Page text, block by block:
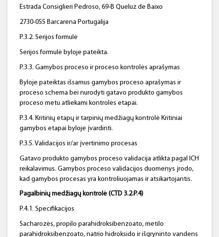
Estrada Consiglieri Pedroso, 69-B Queluz de Baixo
2730-055 Barcarena Portugalija
P.3.2. Serijos formulė
Serijos formulė byloje pateikta.
P.3.3. Gamybos proceso ir proceso kontrolės aprašymas
Byloje pateiktas išsamus gamybos proceso aprašymas ir
proceso schema bei nurodyti gatavo produkto gamybos
proceso metu atliekami kontrolės etapai.
P.3.4. Kritinių etapų ir tarpinių medžiagų kontrolė Kritiniai
gamybos etapai byloje įvardinti.
P.3.5. Validacijos ir/ar įvertinimo procesas
Gatavo produkto gamybos proceso validacija atlikta pagal ICH
reikalavimus. Gamybos proceso validacijos duomenys įrodo,
kad gamybos procesas yra kontroliuojamas ir atsikartojantis.
Pagalbinių medžiagų kontrolė (CTD 3.2.P.4)
P.4.1. Specifikacijos
Sacharozės, propilo parahidroksibenzoato, metilo
parahidroksibenzoato, natrio hidroksido ir išgryninto vandens